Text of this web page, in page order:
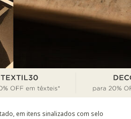
em itens sinalizados com selo